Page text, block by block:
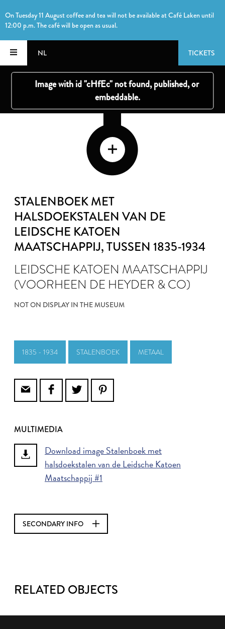
On Tuesday 11 August coffee and tea will not be available at Café Laken until
12:00 p.m. The café will be open as usual.
NL TICKETS
STALENBOEK MET
HALSDOEKSTALEN VAN DE
LEIDSCHE KATOEN
MAATSCHAPPIJ, TUSSEN 1835-1934
LEIDSCHE KATOEN MAATSCHAPPIJ
(VOORHEEN DE HEYDER & CO)
NOT ON DISPLAY IN THE MUSEUM
1835 - 1934 STALENBOEK METAAL
MULTIMEDIA
Download image Stalenboek met
halsdoekstalen van de Leidsche Katoen
Maatschappij #1
SECONDARY INFO
RELATED OBJECTS